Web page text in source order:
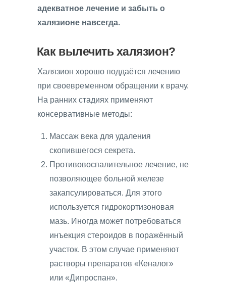
адекватное лечение и забыть о
халязионе навсегда.
Как вылечить халязион?
Халязион хорошо поддаётся лечению
при своевременном обращении к врачу.
На ранних стадиях применяют
консервативные методы:
Массаж века для удаления
скопившегося секрета.
Противовоспалительное лечение, не
позволяющее больной железе
закапсулироваться. Для этого
используется гидрокортизоновая
мазь. Иногда может потребоваться
инъекция стероидов в поражённый
участок. В этом случае применяют
растворы препаратов «Кеналог»
или «Дипроспан».